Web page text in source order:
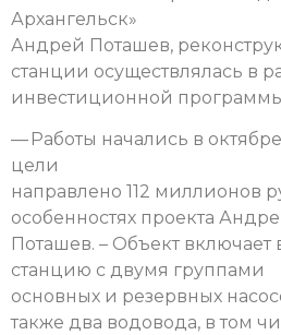
Архангельск»
Андрей Поташев,
станции осуществлялась в
инвестиционной
— Работы начались в
цели
направлено 112 миллионов
особенностях проекта
Поташев. – Объект включает
станцию с двумя группами
основных и резервных
также два водовода, в том